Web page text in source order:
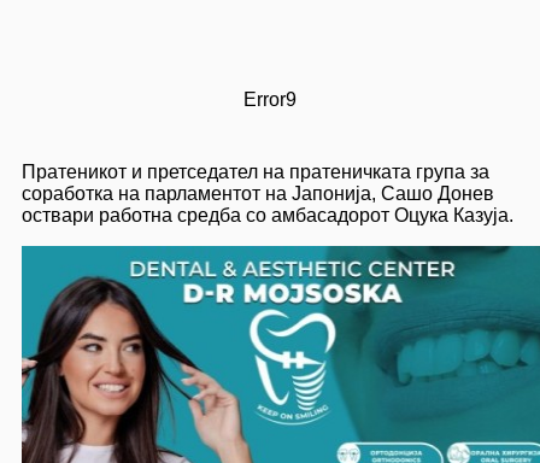
Error9
Пратеникот и претседател на пратеничката група за
соработка на парламентот на Јапонија, Сашо Донев
оствари работна средба со амбасадорот Оцука Казуја.